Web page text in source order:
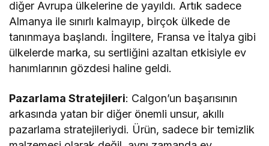
diğer Avrupa ülkelerine de yayıldı. Artık sadece
Almanya ile sınırlı kalmayıp, birçok ülkede de
tanınmaya başlandı. İngiltere, Fransa ve İtalya gibi
ülkelerde marka, su sertliğini azaltan etkisiyle ev
hanımlarının gözdesi haline geldi.
Pazarlama Stratejileri: Calgon’un başarısının
arkasında yatan bir diğer önemli unsur, akıllı
pazarlama stratejileriydi. Ürün, sadece bir temizlik